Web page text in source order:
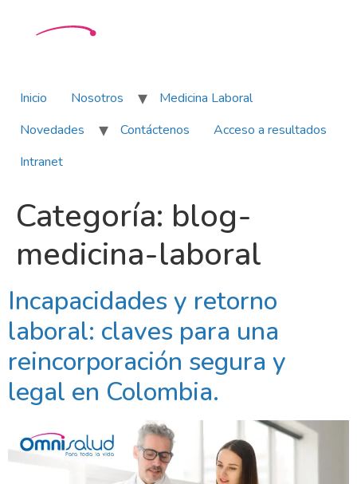
Inicio Nosotros
Medicina Laboral
Novedades
Contáctenos
Acceso a resultados
Intranet
Categoría: blog-
medicina-laboral
Incapacidades y retorno
laboral: claves para una
reincorporación segura y
legal en Colombia.​